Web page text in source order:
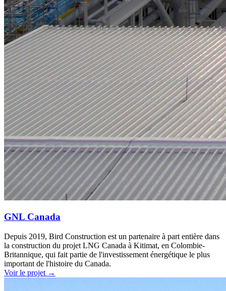
GNL Canada
Depuis 2019, Bird Construction est un partenaire à part entière dans
la construction du projet LNG Canada à Kitimat, en Colombie-
Britannique, qui fait partie de l'investissement énergétique le plus
important de l'histoire du Canada.
Voir le projet →